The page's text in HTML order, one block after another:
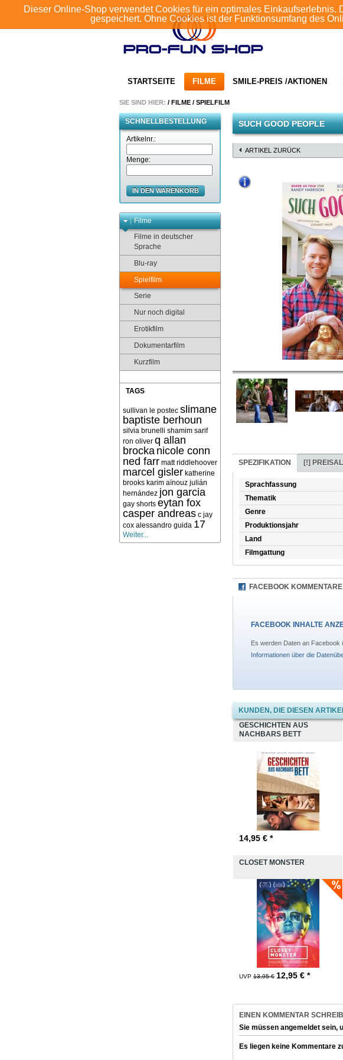
Dieser Online-Shop verwendet Cookies für ein optimales
gespeichert. Ohne Cookies ist der Funktionsumfang des
STARTSEITE FILME SMILE-PREIS /AKTIONEN
SIE SIND HIER: / FILME / SPIELFILM
SCHNELLBESTELLUNG
Artikelnr.:
Menge:
IN DEN WARENKORB
Filme
Filme in deutscher
Sprache
Blu-ray
Spielfilm
Serie
Nur noch digital
Erotikfilm
Dokumentarfilm
Kurzfilm
TAGS
sullivan le postec slimane
baptiste berhoun
silvia brunelli shamim sarif
ron oliver q allan
brocka nicole conn
ned farr matt riddlehoover
marcel gisler katherine
brooks karim aïnouz julián
hernández jon garcia
gay shorts eytan fox
casper andreas c jay
cox alessandro guida 17
Weiter...
SUCH GOOD PEOPLE
ARTIKEL ZURÜCK
SPEZIFIKATION [!]
Sprachfassung
Thematik
Genre
Produktionsjahr
Land
Filmgattung
FACEBOOK KOMMENTARE
FACEBOOK INHALTE
Es werden Daten an Facebook
Informationen über die
KUNDEN, DIE DIESEN
GESCHICHTEN AUS
NACHBARS BETT
14,95 € *
CLOSET MONSTER
UVP 13,95 € 12,95 € *
EINEN KOMMENTAR
Sie müssen angemeldet sein,
Es liegen keine Kommentare